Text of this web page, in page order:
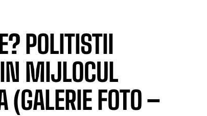
POLITISTII
MIJLOCUL
(GALERIE FOTO –